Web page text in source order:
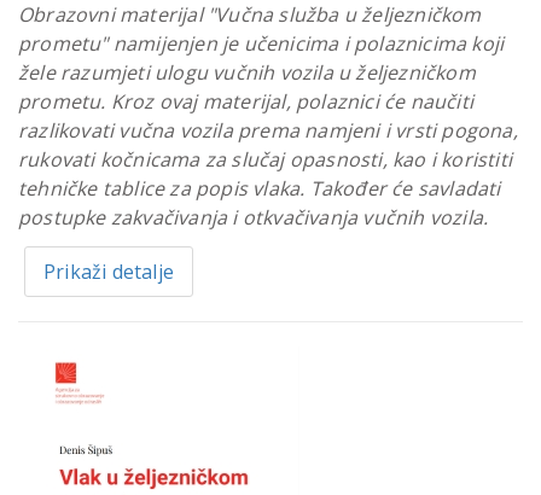
Obrazovni materijal "Vučna služba u željezničkom
prometu" namijenjen je učenicima i polaznicima koji
žele razumjeti ulogu vučnih vozila u željezničkom
prometu. Kroz ovaj materijal, polaznici će naučiti
razlikovati vučna vozila prema namjeni i vrsti pogona,
rukovati kočnicama za slučaj opasnosti, kao i koristiti
tehničke tablice za popis vlaka. Također će savladati
postupke zakvačivanja i otkvačivanja vučnih vozila.
Prikaži detalje